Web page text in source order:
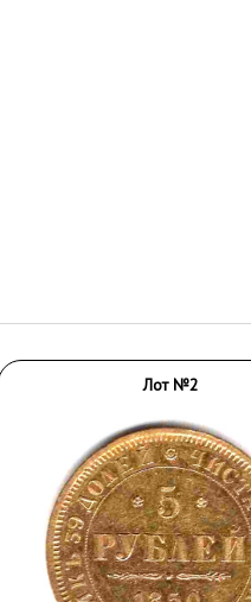
Лот №2